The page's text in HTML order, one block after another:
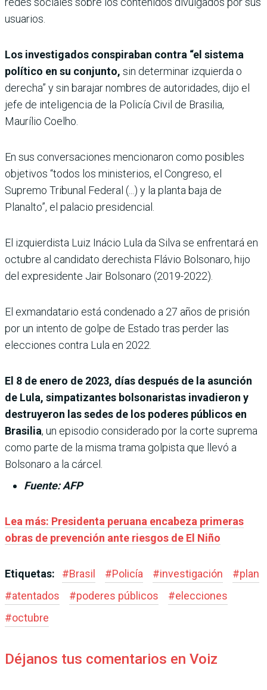
usuarios.
Los investigados conspiraban contra “el sistema
político en su conjunto, sin determinar izquierda o
derecha” y sin barajar nombres de autoridades, dijo el
jefe de inteligencia de la Policía Civil de Brasilia,
Maurílio Coelho.
En sus conversaciones mencionaron como posibles
objetivos “todos los ministerios, el Congreso, el
Supremo Tribunal Federal (...) y la planta baja de
Planalto”, el palacio presidencial.
El izquierdista Luiz Inácio Lula da Silva se enfrentará en
octubre al candidato derechista Flávio Bolsonaro, hijo
del expresidente Jair Bolsonaro (2019-2022).
El exmandatario está condenado a 27 años de prisión
por un intento de golpe de Estado tras perder las
elecciones contra Lula en 2022.
El 8 de enero de 2023, días después de la asunción
de Lula, simpatizantes bolsonaristas invadieron y
destruyeron las sedes de los poderes públicos en
Brasilia, un episodio considerado por la corte suprema
como parte de la misma trama golpista que llevó a
Bolsonaro a la cárcel.
Fuente: AFP
Lea más: Presidenta peruana encabeza primeras
obras de prevención ante riesgos de El Niño
Etiquetas: #Brasil #Policía #investigación #plan
#atentados #poderes públicos #elecciones
#octubre
Déjanos tus comentarios en Voiz